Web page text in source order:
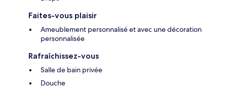
Faites-vous plaisir
Ameublement personnalisé et avec une décoration
personnalisée
Rafraîchissez-vous
Salle de bain privée
Douche